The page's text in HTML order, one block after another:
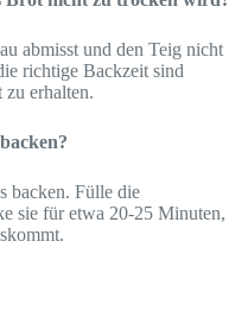
abmisst und den Teig nicht
richtige Backzeit sind
erhalten.
backen. Fülle die
sie für etwa 20-25 Minuten,